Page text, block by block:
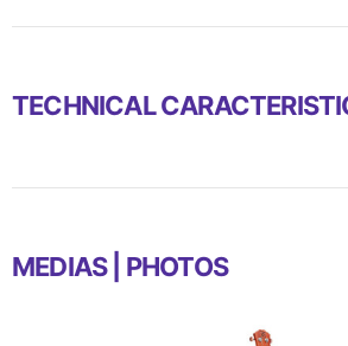
TECHNICAL
MEDIAS | PHOTOS